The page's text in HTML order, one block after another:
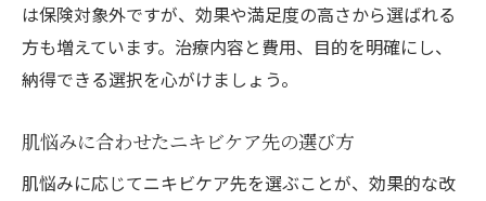
は保険対象外ですが、効果や満足度の高さから選ばれる
方も増えています。治療内容と費用、目的を明確にし、
納得できる選択を心がけましょう。
肌悩みに合わせたニキビケア先の選び方
肌悩みに応じてニキビケア先を選ぶことが、効果的な改